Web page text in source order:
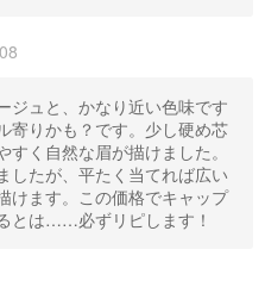
ジュと、かなり近い色味です
寄りかも？です。少し硬め芯
く自然な眉が描けました。
したが、平たく当てれば広い
けます。この価格でキャップ
とは……必ずリピします！